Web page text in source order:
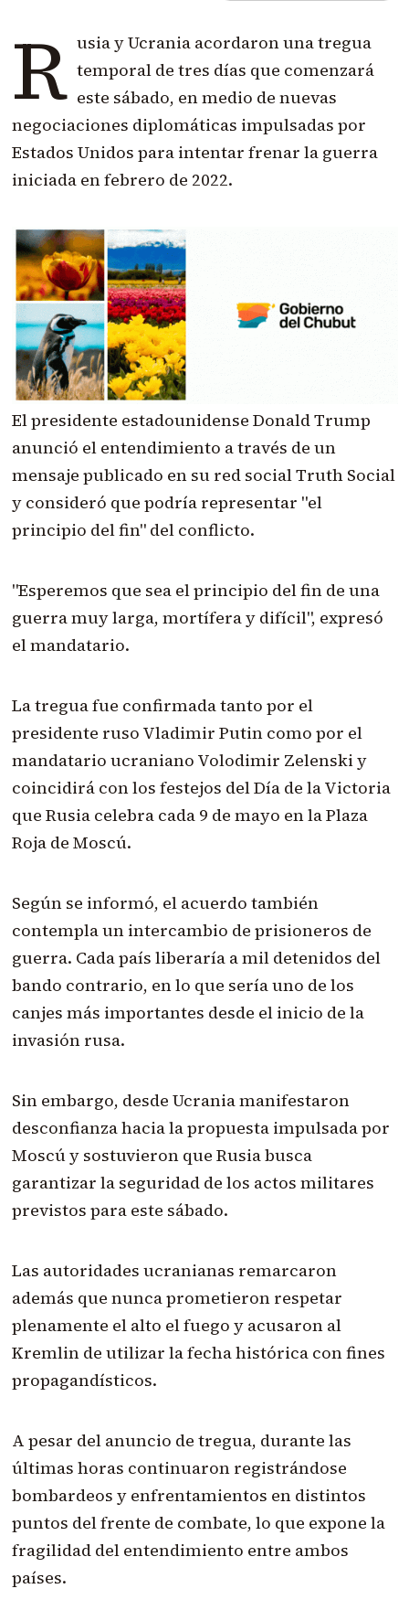
R usia y Ucrania acordaron una tregua
temporal de tres días que comenzará
este sábado, en medio de nuevas
negociaciones diplomáticas impulsadas por
Estados Unidos para intentar frenar la guerra
iniciada en febrero de 2022.
El presidente estadounidense Donald Trump
anunció el entendimiento a través de un
mensaje publicado en su red social Truth Social
y consideró que podría representar "el
principio del fin" del conflicto.
"Esperemos que sea el principio del fin de una
guerra muy larga, mortífera y difícil", expresó
el mandatario.
La tregua fue confirmada tanto por el
presidente ruso Vladimir Putin como por el
mandatario ucraniano Volodimir Zelenski y
coincidirá con los festejos del Día de la Victoria
que Rusia celebra cada 9 de mayo en la Plaza
Roja de Moscú.
Según se informó, el acuerdo también
contempla un intercambio de prisioneros de
guerra. Cada país liberaría a mil detenidos del
bando contrario, en lo que sería uno de los
canjes más importantes desde el inicio de la
invasión rusa.
Sin embargo, desde Ucrania manifestaron
desconfianza hacia la propuesta impulsada por
Moscú y sostuvieron que Rusia busca
garantizar la seguridad de los actos militares
previstos para este sábado.
Las autoridades ucranianas remarcaron
además que nunca prometieron respetar
plenamente el alto el fuego y acusaron al
Kremlin de utilizar la fecha histórica con fines
propagandísticos.
A pesar del anuncio de tregua, durante las
últimas horas continuaron registrándose
bombardeos y enfrentamientos en distintos
puntos del frente de combate, lo que expone la
fragilidad del entendimiento entre ambos
países.